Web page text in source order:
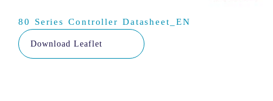
80 Series Controller Datasheet_EN
Download Leaflet